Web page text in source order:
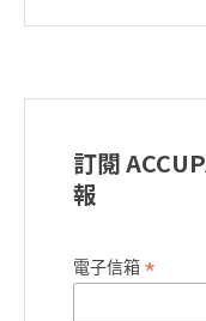
訂閱
報
電子信箱 *